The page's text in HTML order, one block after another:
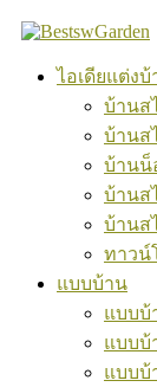
Skip
to
ไอเดียแต่งบ้
บ้านส
บ้านส
บ้านน็
บ้านส
บ้านส
ทาวน์
แบบบ้าน
แบบบ้
แบบบ้
แบบบ้